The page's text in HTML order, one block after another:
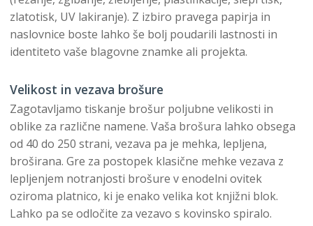
zlatotisk, UV lakiranje). Z izbiro pravega papirja in
naslovnice boste lahko še bolj poudarili lastnosti in
identiteto vaše blagovne znamke ali projekta.
Velikost in vezava brošure
Zagotavljamo tiskanje brošur poljubne velikosti in
oblike za različne namene. Vaša brošura lahko obsega
od 40 do 250 strani, vezava pa je mehka, lepljena,
broširana. Gre za postopek klasične mehke vezava z
lepljenjem notranjosti brošure v enodelni ovitek
oziroma platnico, ki je enako velika kot knjižni blok.
Lahko pa se odločite za vezavo s kovinsko spiralo.